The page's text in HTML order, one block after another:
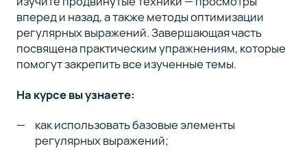
вперед и назад, а также методы оптимизации
регулярных выражений. Завершающая часть
посвящена практическим упражнениям, которые
помогут закрепить все изученные темы.
На курсе вы узнаете:
как использовать базовые элементы
регулярных выражений;